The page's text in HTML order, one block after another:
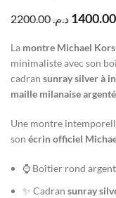
د.م.2200.00
La montre Michael
minimaliste avec son
cadran sunray silver à
maille milanaise
Une montre
son écrin officiel
⌚ Boîtier rond
✨ Cadran sunray